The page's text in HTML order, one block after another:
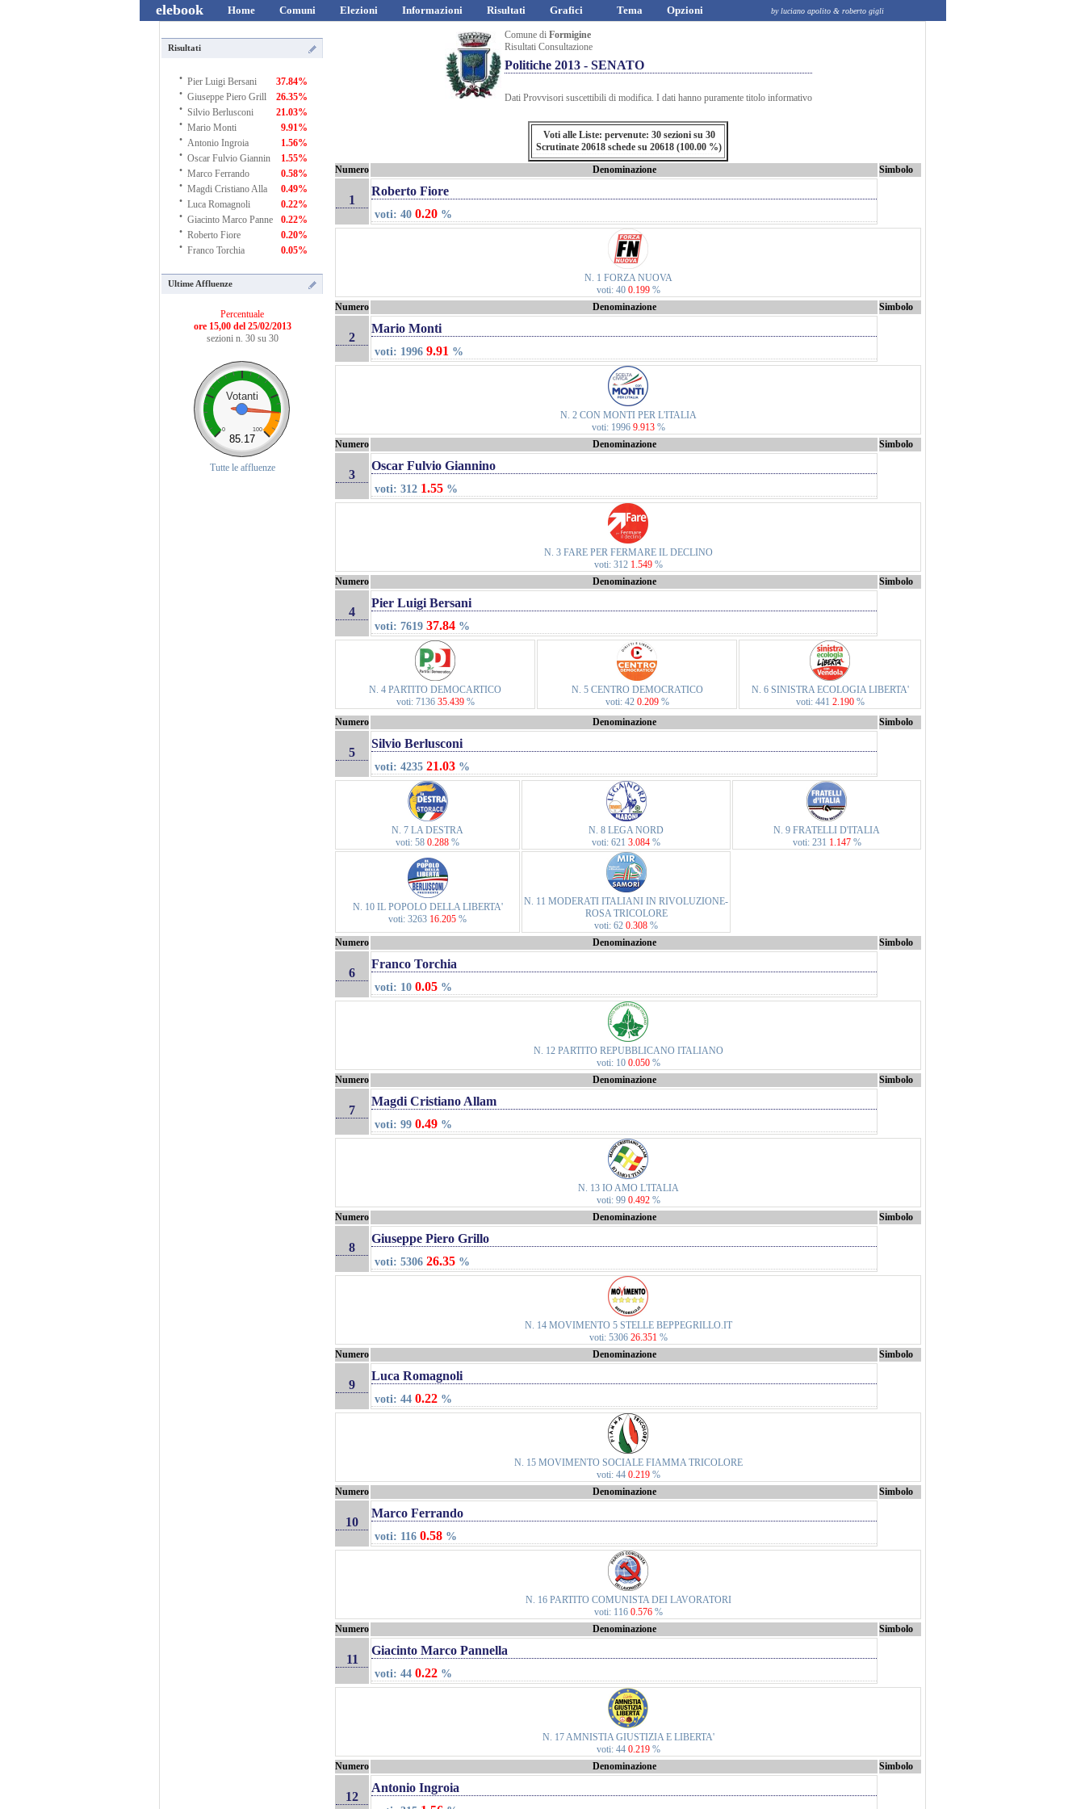
elebook Home Comuni Elezioni Informazioni Risultati Grafici Tema Opzioni by luciano apolito & roberto gigli
Risultati
· Pier Luigi Bersani 37.84%
· Giuseppe Piero Grill 26.35%
· Silvio Berlusconi 21.03%
· Mario Monti 9.91%
· Antonio Ingroia 1.56%
· Oscar Fulvio Giannin 1.55%
· Marco Ferrando 0.58%
· Magdi Cristiano Alla 0.49%
· Luca Romagnoli 0.22%
· Giacinto Marco Panne 0.22%
· Roberto Fiore 0.20%
· Franco Torchia 0.05%
Ultime Affluenze
Percentuale
ore 15,00 del 25/02/2013
sezioni n. 30 su 30
Votanti
0 100
85.17
Tutte le affluenze
Comune di Formigine
Risultati Consultazione
Politiche 2013 - SENATO
Dati Provvisori suscettibili di modifica. I dati hanno puramente titolo informativo
Voti alle Liste: pervenute: 30 sezioni su 30
Scrutinate 20618 schede su 20618 (100.00 %)
Numero
Denominazione Simbolo
1
Roberto Fiore
voti: 40 0.20 %
N. 1 FORZA NUOVA
voti: 40 0.199 %
Numero
Denominazione Simbolo
2
Mario Monti
voti: 1996 9.91 %
N. 2 CON MONTI PER L'ITALIA
voti: 1996 9.913 %
Numero
Denominazione Simbolo
3
Oscar Fulvio Giannino
voti: 312 1.55 %
N. 3 FARE PER FERMARE IL DECLINO
voti: 312 1.549 %
Numero
Denominazione Simbolo
4
Pier Luigi Bersani
voti: 7619 37.84 %
N. 4 PARTITO DEMOCARTICO
voti: 7136 35.439 %
N. 5 CENTRO DEMOCRATICO
voti: 42 0.209 %
N. 6 SINISTRA ECOLOGIA LIBERTA'
voti: 441 2.190 %
Numero
Denominazione Simbolo
5
Silvio Berlusconi
voti: 4235 21.03 %
N. 7 LA DESTRA
voti: 58 0.288 %
N. 8 LEGA NORD
voti: 621 3.084 %
N. 9 FRATELLI D'ITALIA
voti: 231 1.147 %
N. 10 IL POPOLO DELLA LIBERTA'
voti: 3263 16.205 %
N. 11 MODERATI ITALIANI IN RIVOLUZIONE-
ROSA TRICOLORE
voti: 62 0.308 %
Numero
Denominazione Simbolo
6
Franco Torchia
voti: 10 0.05 %
N. 12 PARTITO REPUBBLICANO ITALIANO
voti: 10 0.050 %
Numero
Denominazione Simbolo
7
Magdi Cristiano Allam
voti: 99 0.49 %
N. 13 IO AMO L'ITALIA
voti: 99 0.492 %
Numero
Denominazione Simbolo
8
Giuseppe Piero Grillo
voti: 5306 26.35 %
N. 14 MOVIMENTO 5 STELLE BEPPEGRILLO.IT
voti: 5306 26.351 %
Numero
Denominazione Simbolo
9
Luca Romagnoli
voti: 44 0.22 %
N. 15 MOVIMENTO SOCIALE FIAMMA TRICOLORE
voti: 44 0.219 %
Numero
Denominazione Simbolo
10
Marco Ferrando
voti: 116 0.58 %
N. 16 PARTITO COMUNISTA DEI LAVORATORI
voti: 116 0.576 %
Numero
Denominazione Simbolo
11
Giacinto Marco Pannella
voti: 44 0.22 %
N. 17 AMNISTIA GIUSTIZIA E LIBERTA'
voti: 44 0.219 %
Numero
Denominazione Simbolo
12
Antonio Ingroia